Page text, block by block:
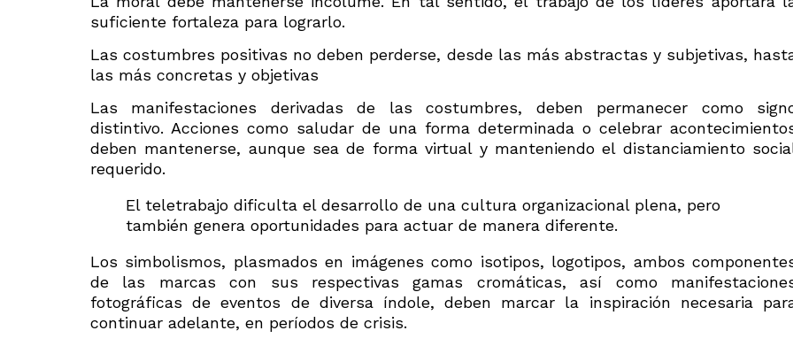
suficiente fortaleza para lograrlo.
Las costumbres positivas no deben perderse, desde las más abstractas y subjetivas,
las más concretas y objetivas
Las manifestaciones derivadas de las costumbres, deben permanecer como
distintivo. Acciones como saludar de una forma determinada o celebrar
deben mantenerse, aunque sea de forma virtual y manteniendo el distanciamiento
requerido.
El teletrabajo dificulta el desarrollo de una cultura organizacional plena, pero
también genera oportunidades para actuar de manera diferente.
Los simbolismos, plasmados en imágenes como isotipos, logotipos, ambos
de las marcas con sus respectivas gamas cromáticas, así como
fotográficas de eventos de diversa índole, deben marcar la inspiración necesaria
continuar adelante, en períodos de crisis.